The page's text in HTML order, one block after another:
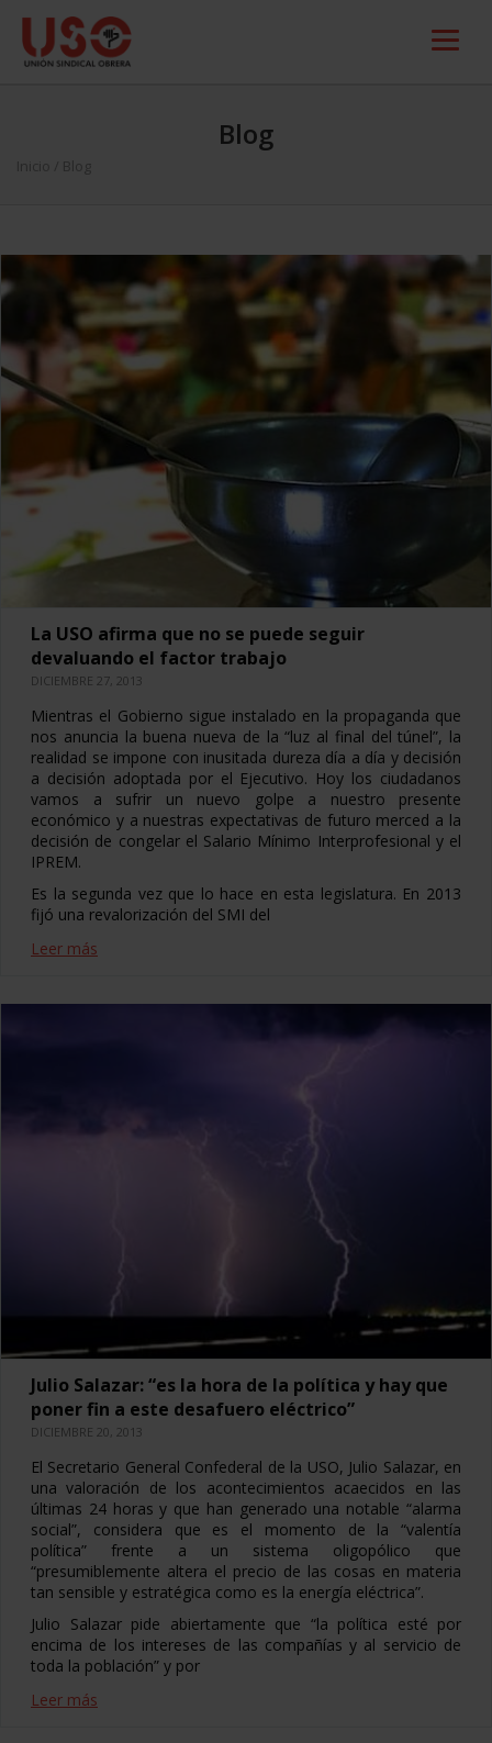
Blog
Inicio / Blog
La USO afirma que no se puede seguir
devaluando el factor trabajo
DICIEMBRE 27, 2013
Mientras el Gobierno sigue instalado en la propaganda que
nos anuncia la buena nueva de la “luz al final del túnel”, la
realidad se impone con inusitada dureza día a día y decisión
a decisión adoptada por el Ejecutivo. Hoy los ciudadanos
vamos a sufrir un nuevo golpe a nuestro presente
económico y a nuestras expectativas de futuro merced a la
decisión de congelar el Salario Mínimo Interprofesional y el
IPREM.
Es la segunda vez que lo hace en esta legislatura. En 2013
fijó una revalorización del SMI del
Leer más
Julio Salazar: “es la hora de la política y hay que
poner fin a este desafuero eléctrico”
DICIEMBRE 20, 2013
El Secretario General Confederal de la USO, Julio Salazar, en
una valoración de los acontecimientos acaecidos en las
últimas 24 horas y que han generado una notable “alarma
social”, considera que es el momento de la “valentía
política” frente a un sistema oligopólico que
“presumiblemente altera el precio de las cosas en materia
tan sensible y estratégica como es la energía eléctrica”.
Julio Salazar pide abiertamente que “la política esté por
encima de los intereses de las compañías y al servicio de
toda la población” y por
Leer más